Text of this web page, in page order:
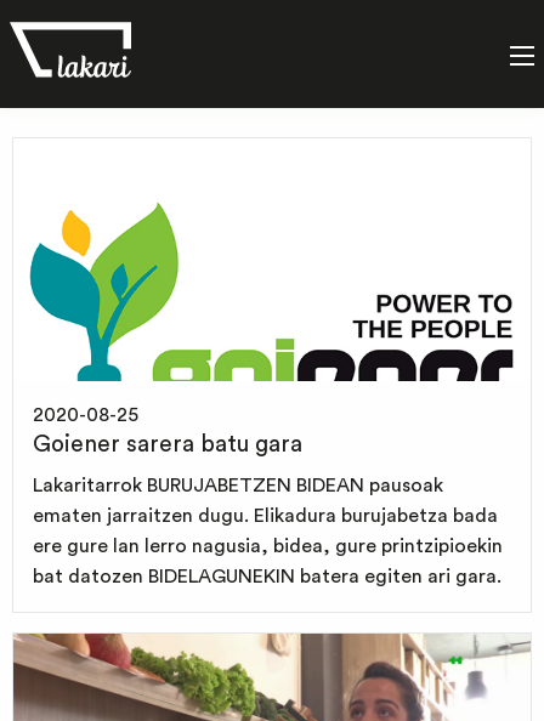
2020-08-25
Goiener sarera batu gara
Lakaritarrok BURUJABETZEN BIDEAN pausoak
ematen jarraitzen dugu. Elikadura burujabetza bada
ere gure lan lerro nagusia, bidea, gure printzipioekin
bat datozen BIDELAGUNEKIN batera egiten ari gara.